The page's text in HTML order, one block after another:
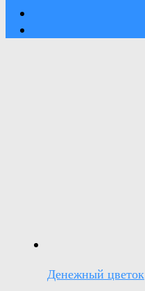
Денежный цветок